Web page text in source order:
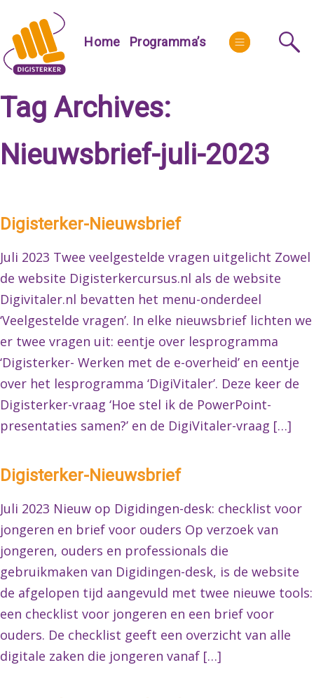
content
Home Programma’s More
Tag Archives:
Nieuwsbrief-juli-2023
Digisterker-Nieuwsbrief
Juli 2023 Twee veelgestelde vragen uitgelicht Zowel
de website Digisterkercursus.nl als de website
Digivitaler.nl bevatten het menu-onderdeel
‘Veelgestelde vragen’. In elke nieuwsbrief lichten we
er twee vragen uit: eentje over lesprogramma
‘Digisterker- Werken met de e-overheid’ en eentje
over het lesprogramma ‘DigiVitaler’. Deze keer de
Digisterker-vraag ‘Hoe stel ik de PowerPoint-
presentaties samen?’ en de DigiVitaler-vraag […]
Digisterker-Nieuwsbrief
Juli 2023 Nieuw op Digidingen-desk: checklist voor
jongeren en brief voor ouders Op verzoek van
jongeren, ouders en professionals die
gebruikmaken van Digidingen-desk, is de website
de afgelopen tijd aangevuld met twee nieuwe tools:
een checklist voor jongeren en een brief voor
ouders. De checklist geeft een overzicht van alle
digitale zaken die jongeren vanaf […]